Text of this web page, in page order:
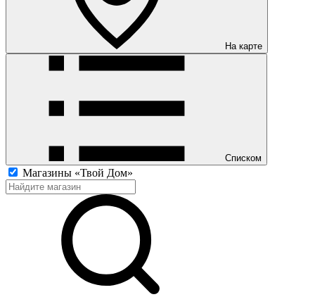
На карте
Списком
Магазины «Твой Дом»